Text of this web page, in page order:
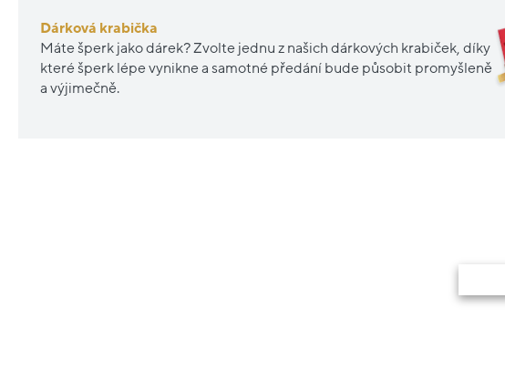
Dárková krabička
Máte šperk jako dárek? Zvolte jednu z našich dárkových krabiček, díky
které šperk lépe vynikne a samotné předání bude působit promyšleně
a výjimečně.